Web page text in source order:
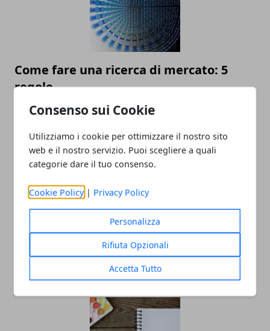
Consenso sui Cookie
Utilizziamo i cookie per ottimizzare il nostro sito
web e il nostro servizio. Puoi scegliere a quali
categorie dare il tuo consenso.
Cookie Policy | Privacy Policy
Personalizza
Rifiuta Opzionali
Accetta Tutto
Come fare una ricerca di mercato: 5
regole
15/09/2019
Posizionamento su Google e link
building